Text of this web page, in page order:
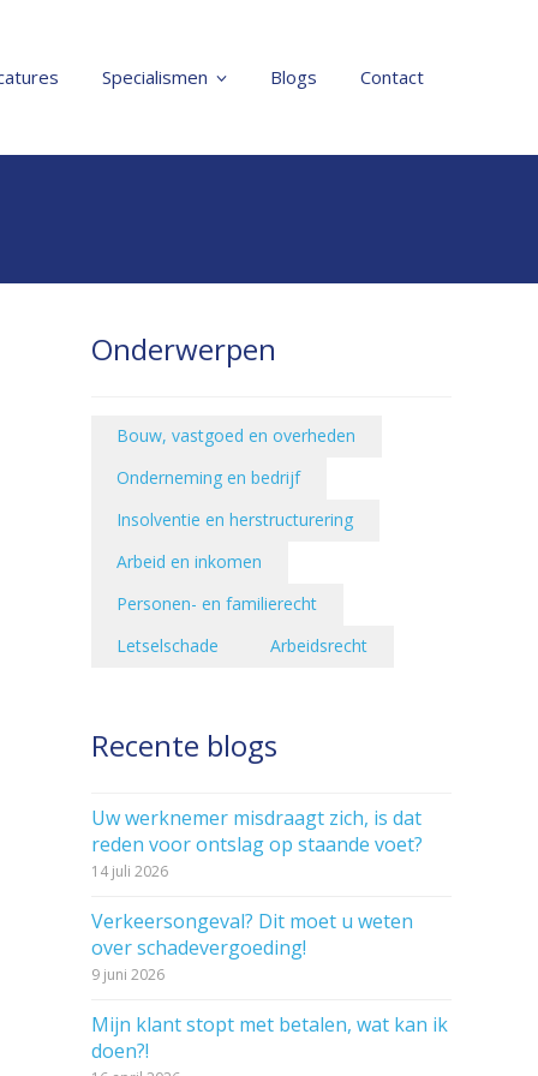
Specialismen Blogs Contact
Onderwerpen
Bouw, vastgoed en overheden
Onderneming en bedrijf
Insolventie en herstructurering
Arbeid en inkomen
Personen- en familierecht
Letselschade
Arbeidsrecht
Recente blogs
Uw werknemer misdraagt zich, is dat
reden voor ontslag op staande voet?
14 juli 2026
Verkeersongeval? Dit moet u weten
over schadevergoeding!
9 juni 2026
Mijn klant stopt met betalen, wat kan ik
doen?!